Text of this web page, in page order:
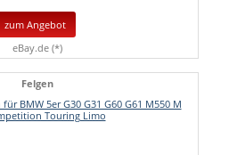
zum Angebot
eBay.de (*)
Felgen